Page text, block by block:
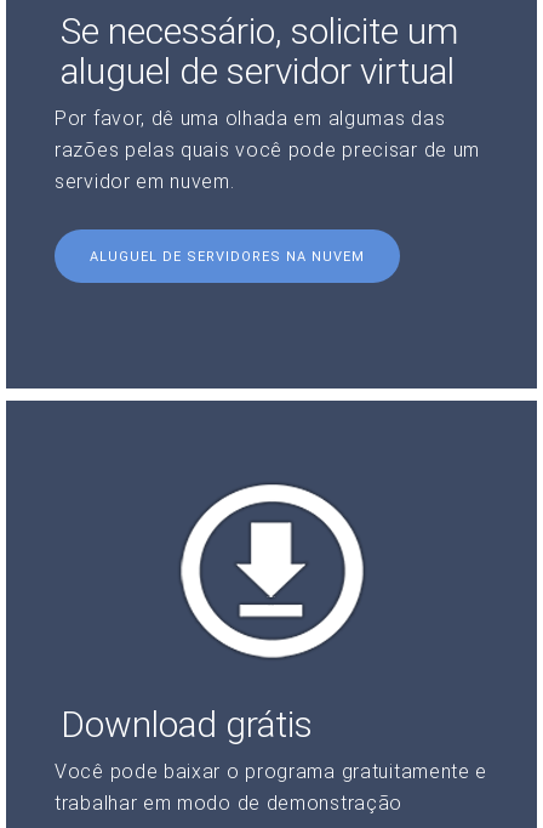
Se necessário, solicite um
aluguel de servidor virtual
Por favor, dê uma olhada em algumas das
razões pelas quais você pode precisar de um
servidor em nuvem.
ALUGUEL DE SERVIDORES NA NUVEM
Download grátis
Você pode baixar o programa gratuitamente e
trabalhar em modo de demonstração